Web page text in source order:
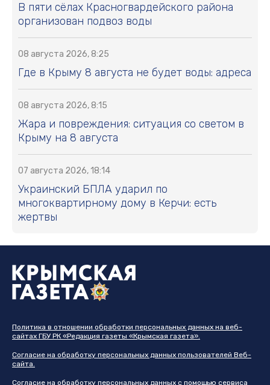
В пяти сёлах Красногвардейского района
организован подвоз воды
08 августа 2026, 8:25
Где в Крыму 8 августа не будет воды: адреса
08 августа 2026, 8:15
Жара и повреждения: ситуация со светом в
Крыму на 8 августа
07 августа 2026, 18:14
Украинский БПЛА ударил по
многоквартирному дому в Керчи: есть
жертвы
Политика в отношении обработки персональных данных на веб-
сайтах ГБУ РК «Редакция газеты «Крымская газета».
Согласие на обработку персональных данных пользователей Веб-
сайта.
Согласие на обработку персональных данных с помощью сервиса